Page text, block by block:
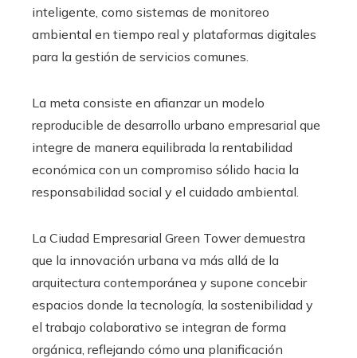
inteligente, como sistemas de monitoreo
ambiental en tiempo real y plataformas digitales
para la gestión de servicios comunes.
La meta consiste en afianzar un modelo
reproducible de desarrollo urbano empresarial que
integre de manera equilibrada la rentabilidad
económica con un compromiso sólido hacia la
responsabilidad social y el cuidado ambiental.
La Ciudad Empresarial Green Tower demuestra
que la innovación urbana va más allá de la
arquitectura contemporánea y supone concebir
espacios donde la tecnología, la sostenibilidad y
el trabajo colaborativo se integran de forma
orgánica, reflejando cómo una planificación